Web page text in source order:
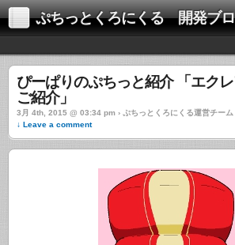
ぷちっとくろにくる 開発ブ
ぴーぱりのぷちっと紹介 「エク
ご紹介」
3月 4th, 2015 @ 03:34 pm › ぷちっとくろにくる運営チーム
↓ Leave a comment